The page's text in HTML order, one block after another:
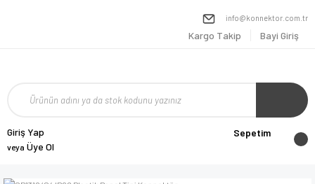
info@konnektor.com.tr
Kargo Takip Bayi Giriş
Giriş Yap
veya Üye Ol
Sepetim